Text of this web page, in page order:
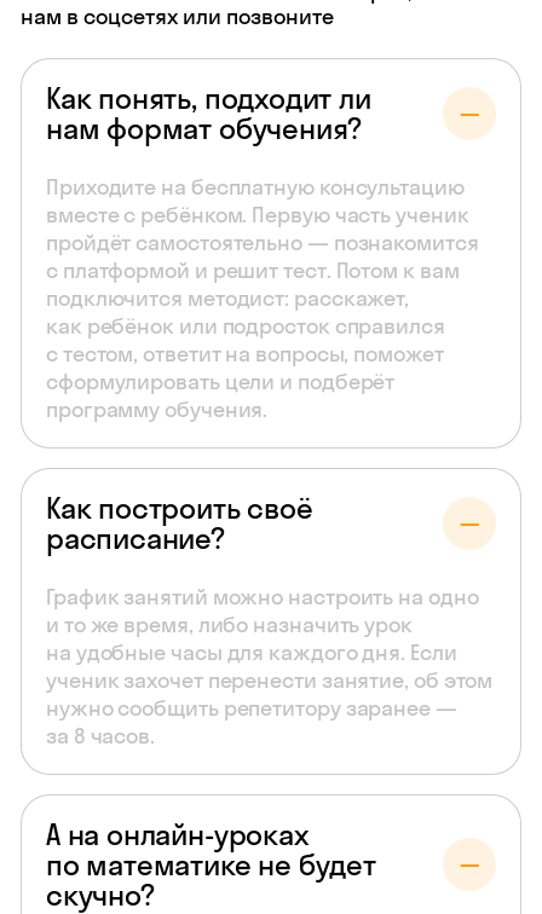
нам в соцсетях или позвоните
Как понять, подходит ли
нам формат обучения?
Приходите на бесплатную консультацию
вместе с ребёнком. Первую часть ученик
пройдёт самостоятельно — познакомится
с платформой и решит тест. Потом к вам
подключится методист: расскажет,
как ребёнок или подросток справился
с тестом, ответит на вопросы, поможет
сформулировать цели и подберёт
программу обучения.
Как построить своё
расписание?
График занятий можно настроить на одно
и то же время, либо назначить урок
на удобные часы для каждого дня. Если
ученик захочет перенести занятие, об этом
нужно сообщить репетитору заранее —
за 8 часов.
А на онлайн-уроках
по математике не будет
скучно?